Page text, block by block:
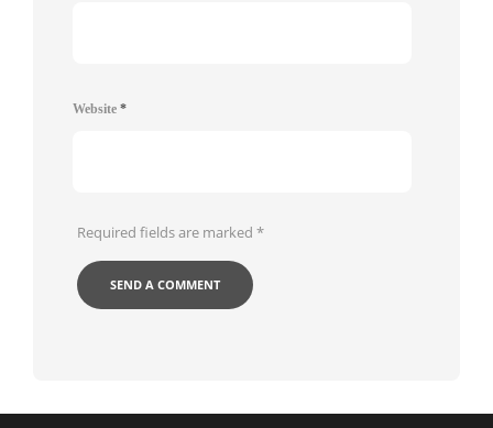
Website *
Required fields are marked *